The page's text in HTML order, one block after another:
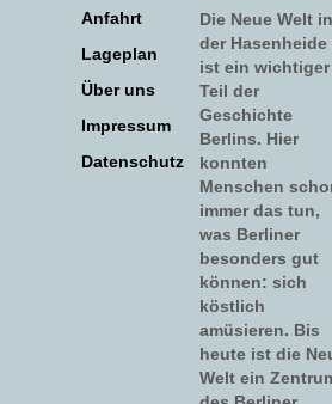
Anfahrt
Lageplan
Über uns
Impressum
Datenschutz
Die Neue Welt in
der Hasenheide
ist ein wichtiger
Teil der
Geschichte
Berlins. Hier
konnten
Menschen
immer das tun,
was Berliner
besonders gut
können: sich
köstlich
amüsieren. Bis
heute ist die
Welt ein